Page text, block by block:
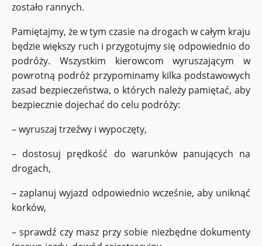
zostało rannych.
Pamiętajmy, że w tym czasie na drogach w całym kraju
będzie większy ruch i przygotujmy się odpowiednio do
podróży. Wszystkim kierowcom wyruszającym w
powrotną podróż przypominamy kilka podstawowych
zasad bezpieczeństwa, o których należy pamiętać, aby
bezpiecznie dojechać do celu podróży:
– wyruszaj trzeźwy i wypoczęty,
– dostosuj prędkość do warunków panujących na
drogach,
– zaplanuj wyjazd odpowiednio wcześnie, aby uniknąć
korków,
– sprawdź czy masz przy sobie niezbędne dokumenty